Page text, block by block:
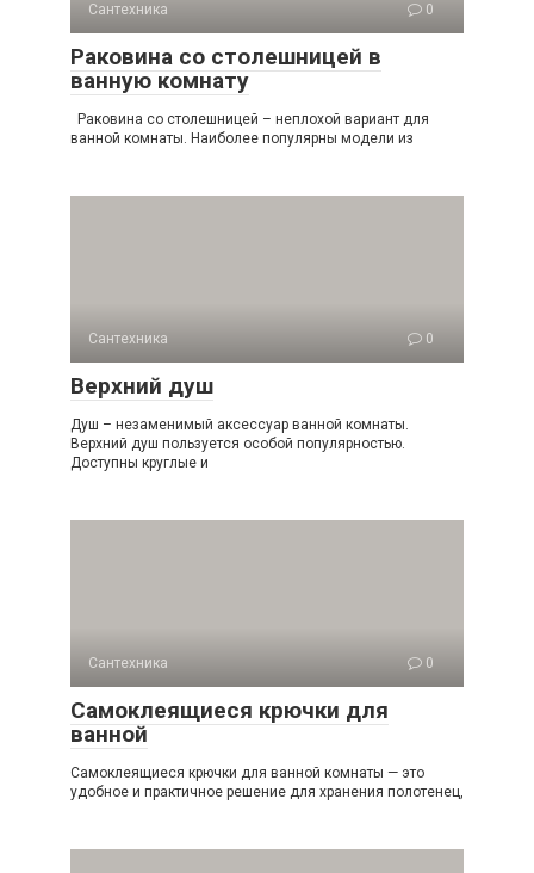
Сантехника 0
Раковина со столешницей в
ванную комнату
Раковина со столешницей – неплохой вариант для
ванной комнаты. Наиболее популярны модели из
Сантехника 0
Верхний душ
Душ – незаменимый аксессуар ванной комнаты.
Верхний душ пользуется особой популярностью.
Доступны круглые и
Сантехника 0
Самоклеящиеся крючки для
ванной
Самоклеящиеся крючки для ванной комнаты — это
удобное и практичное решение для хранения полотенец,